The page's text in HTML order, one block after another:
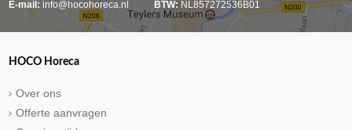
E-mail: info@hocohoreca.nl
BTW: NL857272536B01
HOCO Horeca
Over ons
Offerte aanvragen